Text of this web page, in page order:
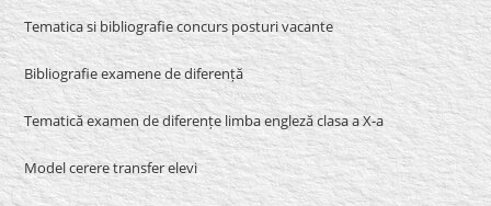
Tematica si bibliografie concurs posturi vacante
Bibliografie examene de diferență
Tematică examen de diferențe limba engleză clasa a X-a
Model cerere transfer elevi